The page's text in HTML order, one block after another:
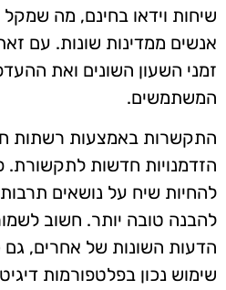
שיחות וידאו בחינם, מה
אנשים ממדינות שונות. עם
זמני השעון השונים ואת
המשתמשים.
התקשרות באמצעות רשתות
הזדמנויות חדשות לתקשורת.
להחיות שיח על נושאים
להבנה טובה יותר. חשוב
הדעות השונות של אחרים, גם
שימוש נכון בפלטפורמות